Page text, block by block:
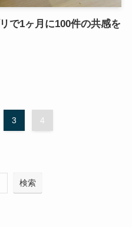
で1ヶ月に100件の共感を
3 4
検索